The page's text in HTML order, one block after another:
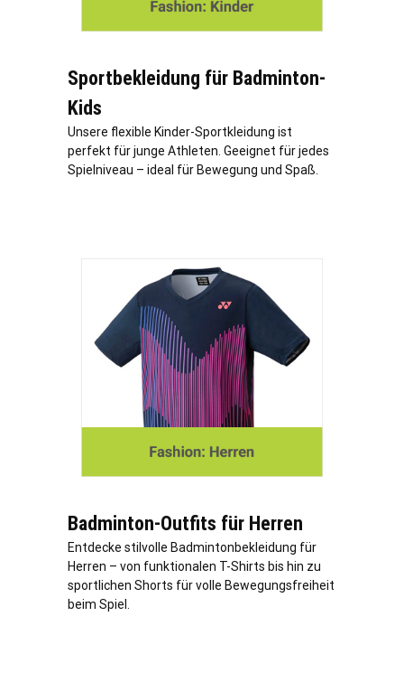
Sportbekleidung für Badminton-
Kids
Unsere flexible Kinder-Sportkleidung ist
perfekt für junge Athleten. Geeignet für jedes
Spielniveau – ideal für Bewegung und Spaß.
Badminton-Outfits für Herren
Entdecke stilvolle Badmintonbekleidung für
Herren – von funktionalen T-Shirts bis hin zu
sportlichen Shorts für volle Bewegungsfreiheit
beim Spiel.